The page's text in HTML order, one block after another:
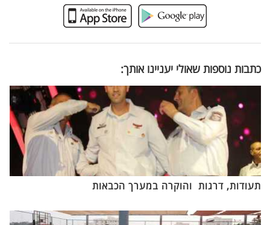
כתבות נוספות שאולי יעניינו אותך:
תעודות, דרגות והוקרה במערך הכבאות